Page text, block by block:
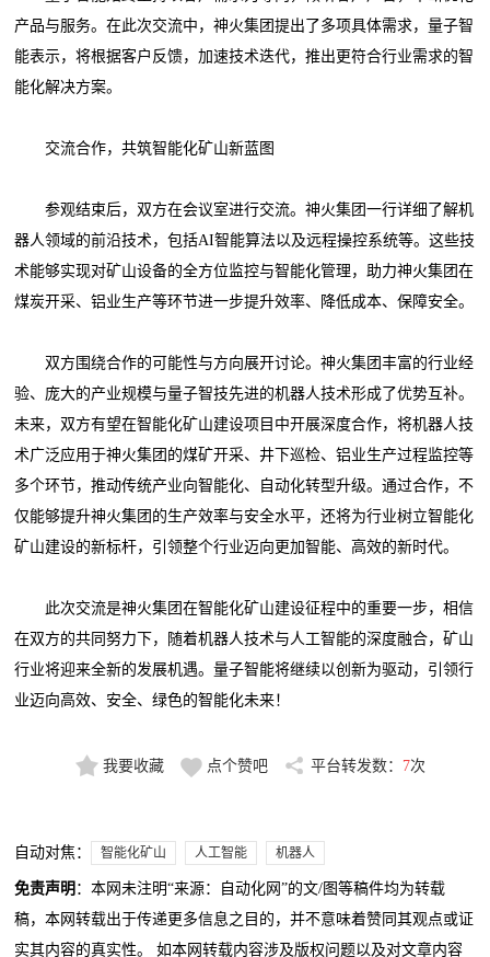
产品与服务。在此次交流中，神火集团提出了多项具体需求，量子智
能表示，将根据客户反馈，加速技术迭代，推出更符合行业需求的智
能化解决方案。
交流合作，共筑智能化矿山新蓝图
参观结束后，双方在会议室进行交流。神火集团一行详细了解机
器人领域的前沿技术，包括AI智能算法以及远程操控系统等。这些技
术能够实现对矿山设备的全方位监控与智能化管理，助力神火集团在
煤炭开采、铝业生产等环节进一步提升效率、降低成本、保障安全。
双方围绕合作的可能性与方向展开讨论。神火集团丰富的行业经
验、庞大的产业规模与量子智技先进的机器人技术形成了优势互补。
未来，双方有望在智能化矿山建设项目中开展深度合作，将机器人技
术广泛应用于神火集团的煤矿开采、井下巡检、铝业生产过程监控等
多个环节，推动传统产业向智能化、自动化转型升级。通过合作，不
仅能够提升神火集团的生产效率与安全水平，还将为行业树立智能化
矿山建设的新标杆，引领整个行业迈向更加智能、高效的新时代。
此次交流是神火集团在智能化矿山建设征程中的重要一步，相信
在双方的共同努力下，随着机器人技术与人工智能的深度融合，矿山
行业将迎来全新的发展机遇。量子智能将继续以创新为驱动，引领行
业迈向高效、安全、绿色的智能化未来！
我要收藏 点个赞吧 平台转发数： 7次
自动对焦： 智能化矿山 人工智能 机器人
免责声明 ：本网未注明“来源：自动化网”的文/图等稿件均为转载
稿，本网转载出于传递更多信息之目的，并不意味着赞同其观点或证
实其内容的真实性。 如本网转载内容涉及版权问题以及对文章内容